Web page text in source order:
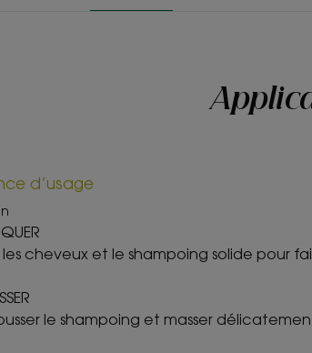
Objectif zéro
Bénéfices
d’usage
les cheveux et le shampoing solide pour
le shampoing et masser